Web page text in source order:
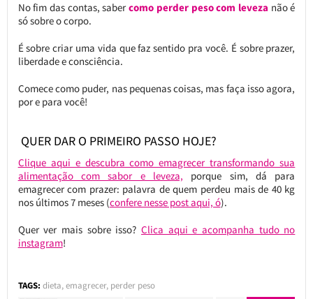
No fim das contas, sabercomo perder peso com leveza não é
só sobre o corpo.
É sobre criar uma vida que faz sentido pra você. É sobre prazer,
liberdade e consciência.
Comece como puder, nas pequenas coisas, mas faça isso agora,
por e para você!
QUER DAR O PRIMEIRO PASSO HOJE?
Clique aqui e descubra como emagrecer transformando sua
alimentação com sabor e leveza, porque sim, dá para
emagrecer com prazer: palavra de quem perdeu mais de 40 kg
nos últimos 7 meses (confere nesse post aqui, ó).
Quer ver mais sobre isso? Clica aqui e acompanha tudo no
instagram!
TAGS: dieta,emagrecer, perder peso